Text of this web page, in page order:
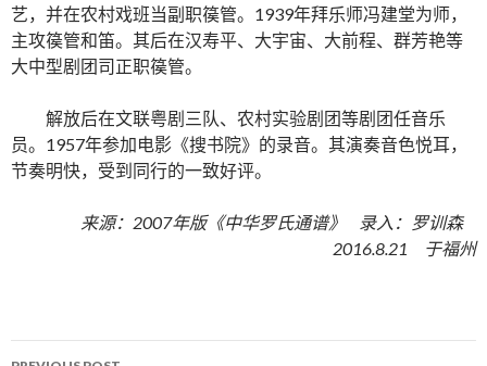
艺，并在农村戏班当副职篌管。1939年拜乐师冯建堂为师，
主攻篌管和笛。其后在汉寿平、大宇宙、大前程、群芳艳等
大中型剧团司正职篌管。
解放后在文联粤剧三队、农村实验剧团等剧团任音乐
员。1957年参加电影《搜书院》的录音。其演奏音色悦耳，
节奏明快，受到同行的一致好评。
来源：2007年版《中华罗氏通谱》 录入：罗训森
2016.8.21 于福州